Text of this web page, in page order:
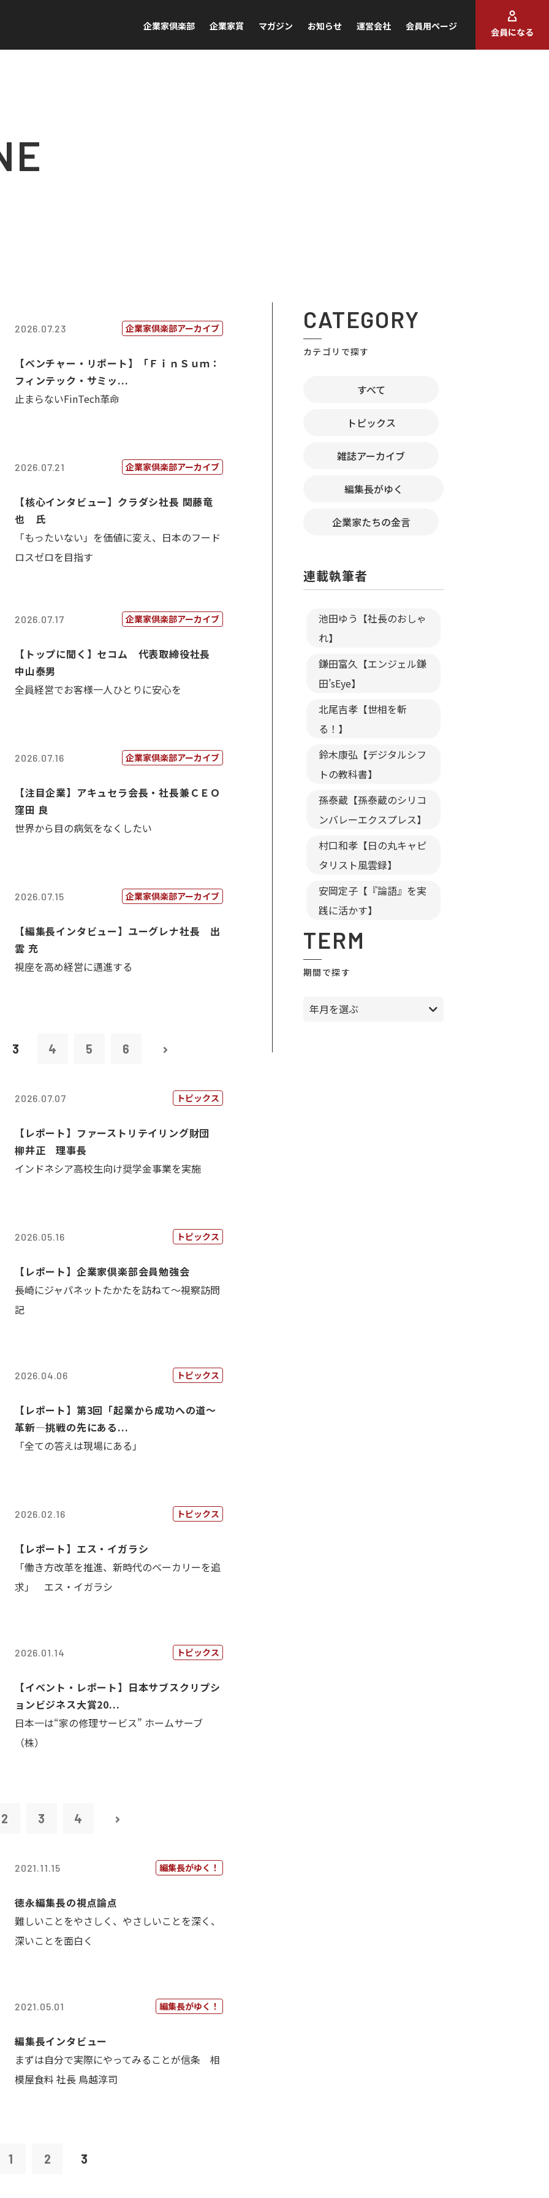
企業家倶楽部 企業家賞 マガジン お知らせ 運営会社 会員用ページ
会員になる
2026.07.23 企業家倶楽部アーカイブ
【ベンチャー・リポート】「ＦｉｎＳｕｍ：
フィンテック・サミッ...
止まらないFinTech革命
2026.07.21 企業家倶楽部アーカイブ
【核心インタビュー】クラダシ社長 関藤竜
也 氏
「もったいない」を価値に変え、日本のフード
ロスゼロを目指す
2026.07.17 企業家倶楽部アーカイブ
【トップに聞く】セコム 代表取締役社長
中山泰男
全員経営でお客様一人ひとりに安心を
2026.07.16 企業家倶楽部アーカイブ
【注目企業】アキュセラ会長・社長兼ＣＥＯ
窪田 良
世界から目の病気をなくしたい
2026.07.15 企業家倶楽部アーカイブ
【編集長インタビュー】ユーグレナ社長 出
雲 充
視座を高め経営に邁進する
3 4 5 6
2026.07.07 トピックス
【レポート】ファーストリテイリング財団
柳井正 理事長
インドネシア高校生向け奨学金事業を実施
2026.05.16 トピックス
【レポート】企業家倶楽部会員勉強会
長崎にジャパネットたかたを訪ねて～視察訪問
記
2026.04.06 トピックス
【レポート】第3回「起業から成功への道～
革新―挑戦の先にある...
「全ての答えは現場にある」
2026.02.16 トピックス
【レポート】エス・イガラシ
「働き方改革を推進、新時代のベーカリーを追
求」 エス・イガラシ
2026.01.14 トピックス
【イベント・レポート】日本サブスクリプシ
ョンビジネス大賞20...
日本一は“家の修理サービス” ホームサーブ
（株）
2 3 4
2021.11.15 編集長がゆく！
徳永編集長の視点論点
難しいことをやさしく、やさしいことを深く、
深いことを面白く
2021.05.01 編集長がゆく！
編集長インタビュー
まずは自分で実際にやってみることが信条 相
模屋食料 社長 鳥越淳司
1 2 3
CATEGORY
カテゴリで探す
すべて
トピックス
雑誌アーカイブ
編集長がゆく
企業家たちの金言
連載執筆者
池田ゆう【社長のおしゃ
れ】
鎌田富久【エンジェル鎌
田’sEye】
北尾吉孝【世相を斬
る！】
鈴木康弘【デジタルシフ
トの教科書】
孫泰蔵【孫泰蔵のシリコ
ンバレーエクスプレス】
村口和孝【日の丸キャピ
タリスト風雲録】
安岡定子【『論語』を実
践に活かす】
TERM
期間で探す
年月を選ぶ